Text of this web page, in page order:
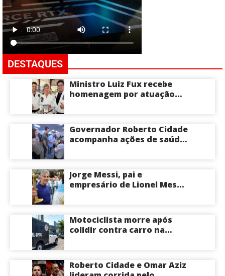
DESTAQUES
Ministro Luiz Fux recebe
homenagem por atuação
Governador Roberto Cidade
acompanha ações de saúde
Jorge Messi, pai e
empresário de Lionel Messi,
Motociclista morre após
colidir contra carro na
Roberto Cidade e Omar Aziz